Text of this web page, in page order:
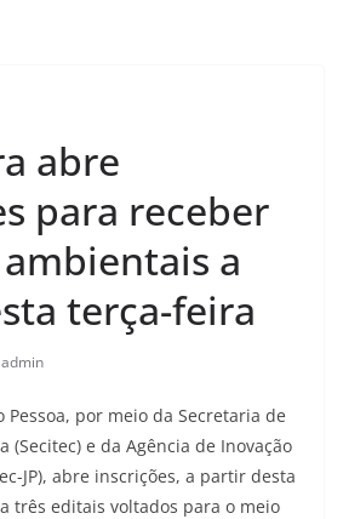
abre
para receber
a
terça-feira
admin
Pessoa, por meio da Secretaria de
(Secitec) e da Agência de Inovação
JP), abre inscrições, a partir desta
três editais voltados para o meio